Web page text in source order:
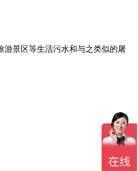
游景区等生活污水和与之类似的屠